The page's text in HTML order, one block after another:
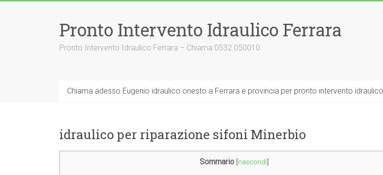
Pronto Intervento Idraulico Ferrara
Pronto Intervento Idraulico Ferrara – Chiama 0532 050010
Chiama adesso Eugenio idraulico onesto a Ferrara e provincia per pronto intervento
idraulico per riparazione sifoni Minerbio
Sommario nascondi